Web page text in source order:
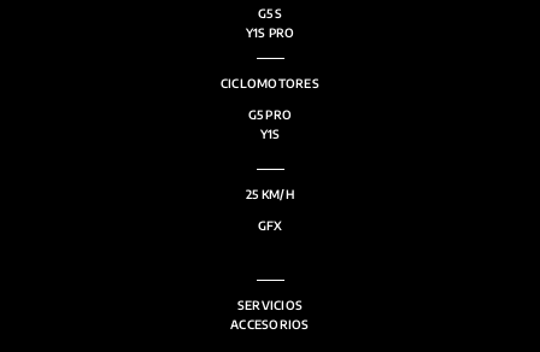
G5 S
Y1S PRO
CICLOMOTORES
G5 PRO
Y1S
25 KM/H
GFX
SERVICIOS
ACCESORIOS